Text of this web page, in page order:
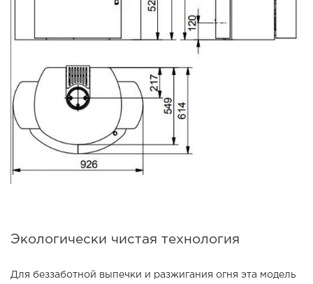
Экологически чистая технология
Для беззаботной выпечки и разжигания огня эта модель